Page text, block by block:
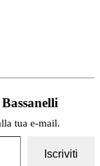
tua e-mail.
Iscriviti